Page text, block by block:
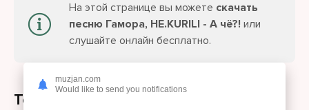
На этой странице вы можете скачать
песню Гамора, НЕ.KURILI - А чё?! или
слушайте онлайн бесплатно.
Текст песни
muzjan.com
Would like to send you notifications